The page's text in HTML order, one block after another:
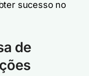
sucesso no
de